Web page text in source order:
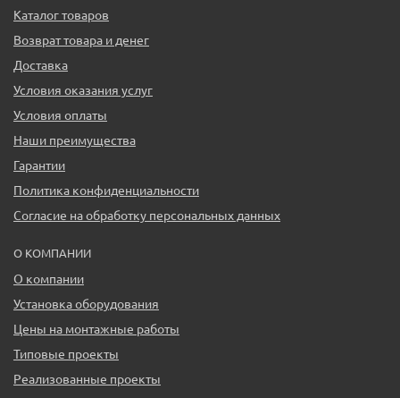
Каталог товаров
Возврат товара и денег
Доставка
Условия оказания услуг
Условия оплаты
Наши преимущества
Гарантии
Политика конфиденциальности
Согласие на обработку персональных данных
О КОМПАНИИ
О компании
Установка оборудования
Цены на монтажные работы
Типовые проекты
Реализованные проекты